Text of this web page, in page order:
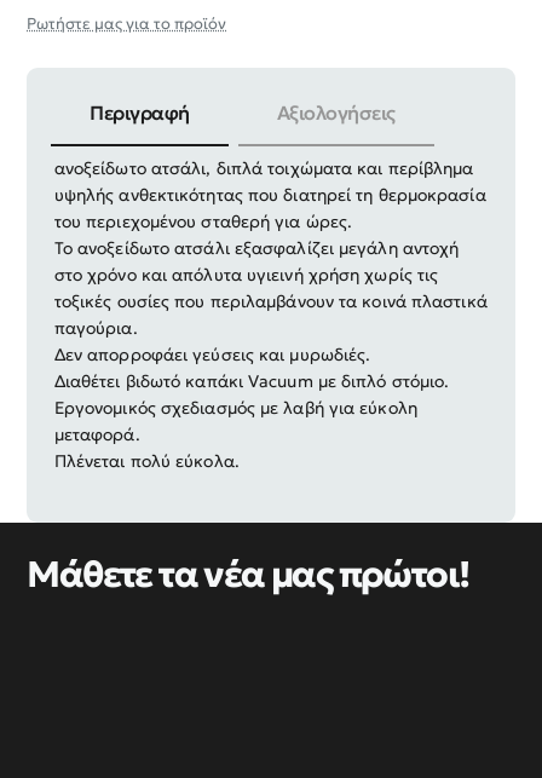
Ρωτήστε μας για το προϊόν
Περιγραφή Αξιολογήσεις
Φορητό παγούρι-θερμός με εσωτερικό από 100%
ανοξείδωτο ατσάλι, διπλά τοιχώματα και περίβλημα
υψηλής ανθεκτικότητας που διατηρεί τη θερμοκρασία
του περιεχομένου σταθερή για ώρες.
Το ανοξείδωτο ατσάλι εξασφαλίζει μεγάλη αντοχή
στο χρόνο και απόλυτα υγιεινή χρήση χωρίς τις
τοξικές ουσίες που περιλαμβάνουν τα κοινά πλαστικά
παγούρια.
Δεν απορροφάει γεύσεις και μυρωδιές.
Διαθέτει βιδωτό καπάκι Vacuum με διπλό στόμιο.
Εργονομικός σχεδιασμός με λαβή για εύκολη
μεταφορά.
Πλένεται πολύ εύκολα.
Μάθετε τα νέα μας πρώτοι!